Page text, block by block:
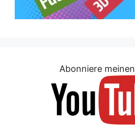
Abonniere